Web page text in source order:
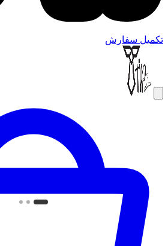
تکمیل سفارش